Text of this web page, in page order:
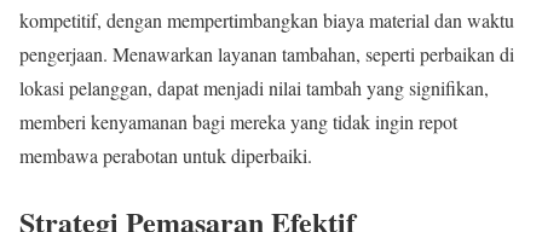
kompetitif, dengan mempertimbangkan biaya material dan waktu
pengerjaan. Menawarkan layanan tambahan, seperti perbaikan di
lokasi pelanggan, dapat menjadi nilai tambah yang signifikan,
memberi kenyamanan bagi mereka yang tidak ingin repot
membawa perabotan untuk diperbaiki.
Strategi Pemasaran Efektif